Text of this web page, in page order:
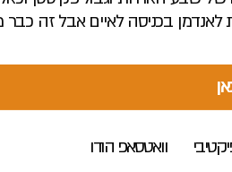
בכניסה לאיים אבל זה כבר
וואטסאפ הודו